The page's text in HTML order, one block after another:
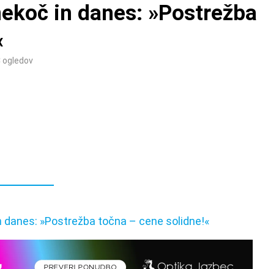
in danes: »Postrežba
ogledov